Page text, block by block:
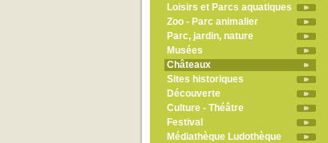
Loisirs et Parcs aquatiques
Zoo - Parc animalier
Parc, jardin, nature
Musées
Châteaux
Sites historiques
Découverte
Culture - Théâtre
Festival
Médiathèque Ludothèque